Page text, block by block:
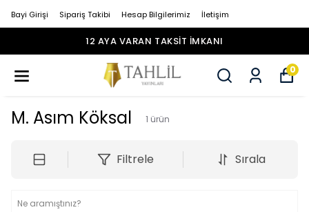
Bayi Girişi Sipariş Takibi Hesap Bilgilerimiz İletişim
12 AYA VARAN TAKSİT İMKANI
0
M. Asım Köksal 1 ürün
Filtrele Sırala